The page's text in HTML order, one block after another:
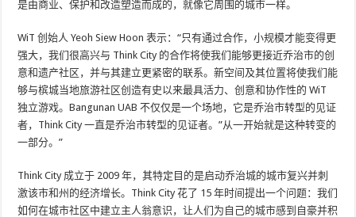
是由商业、保护和改造塑造而成的，就像它周围的城市一样。
WiT 创始人 Yeoh Siew Hoon 表示：“只有通过合作，小规模才能变得更
强大，我们很高兴与 Think City 的合作将使我们能够更接近乔治市的创
意和遗产社区，并与其建立更紧密的联系。新空间及其位置将使我们能
够与槟城当地旅游社区创造有史以来最具活力、创意和协作性的 WiT
独立游戏。Bangunan UAB 不仅仅是一个场地，它是乔治市转型的见证
者，Think City 一直是乔治市转型的见证者。”从一开始就是这种转变的
一部分。”
Think City 成立于 2009 年，其特定目的是启动乔治城的城市复兴并刺
激该市和州的经济增长。Think City 花了 15 年时间提出一个问题：我们
如何在城市社区中建立主人翁意识，让人们为自己的城市感到自豪并积